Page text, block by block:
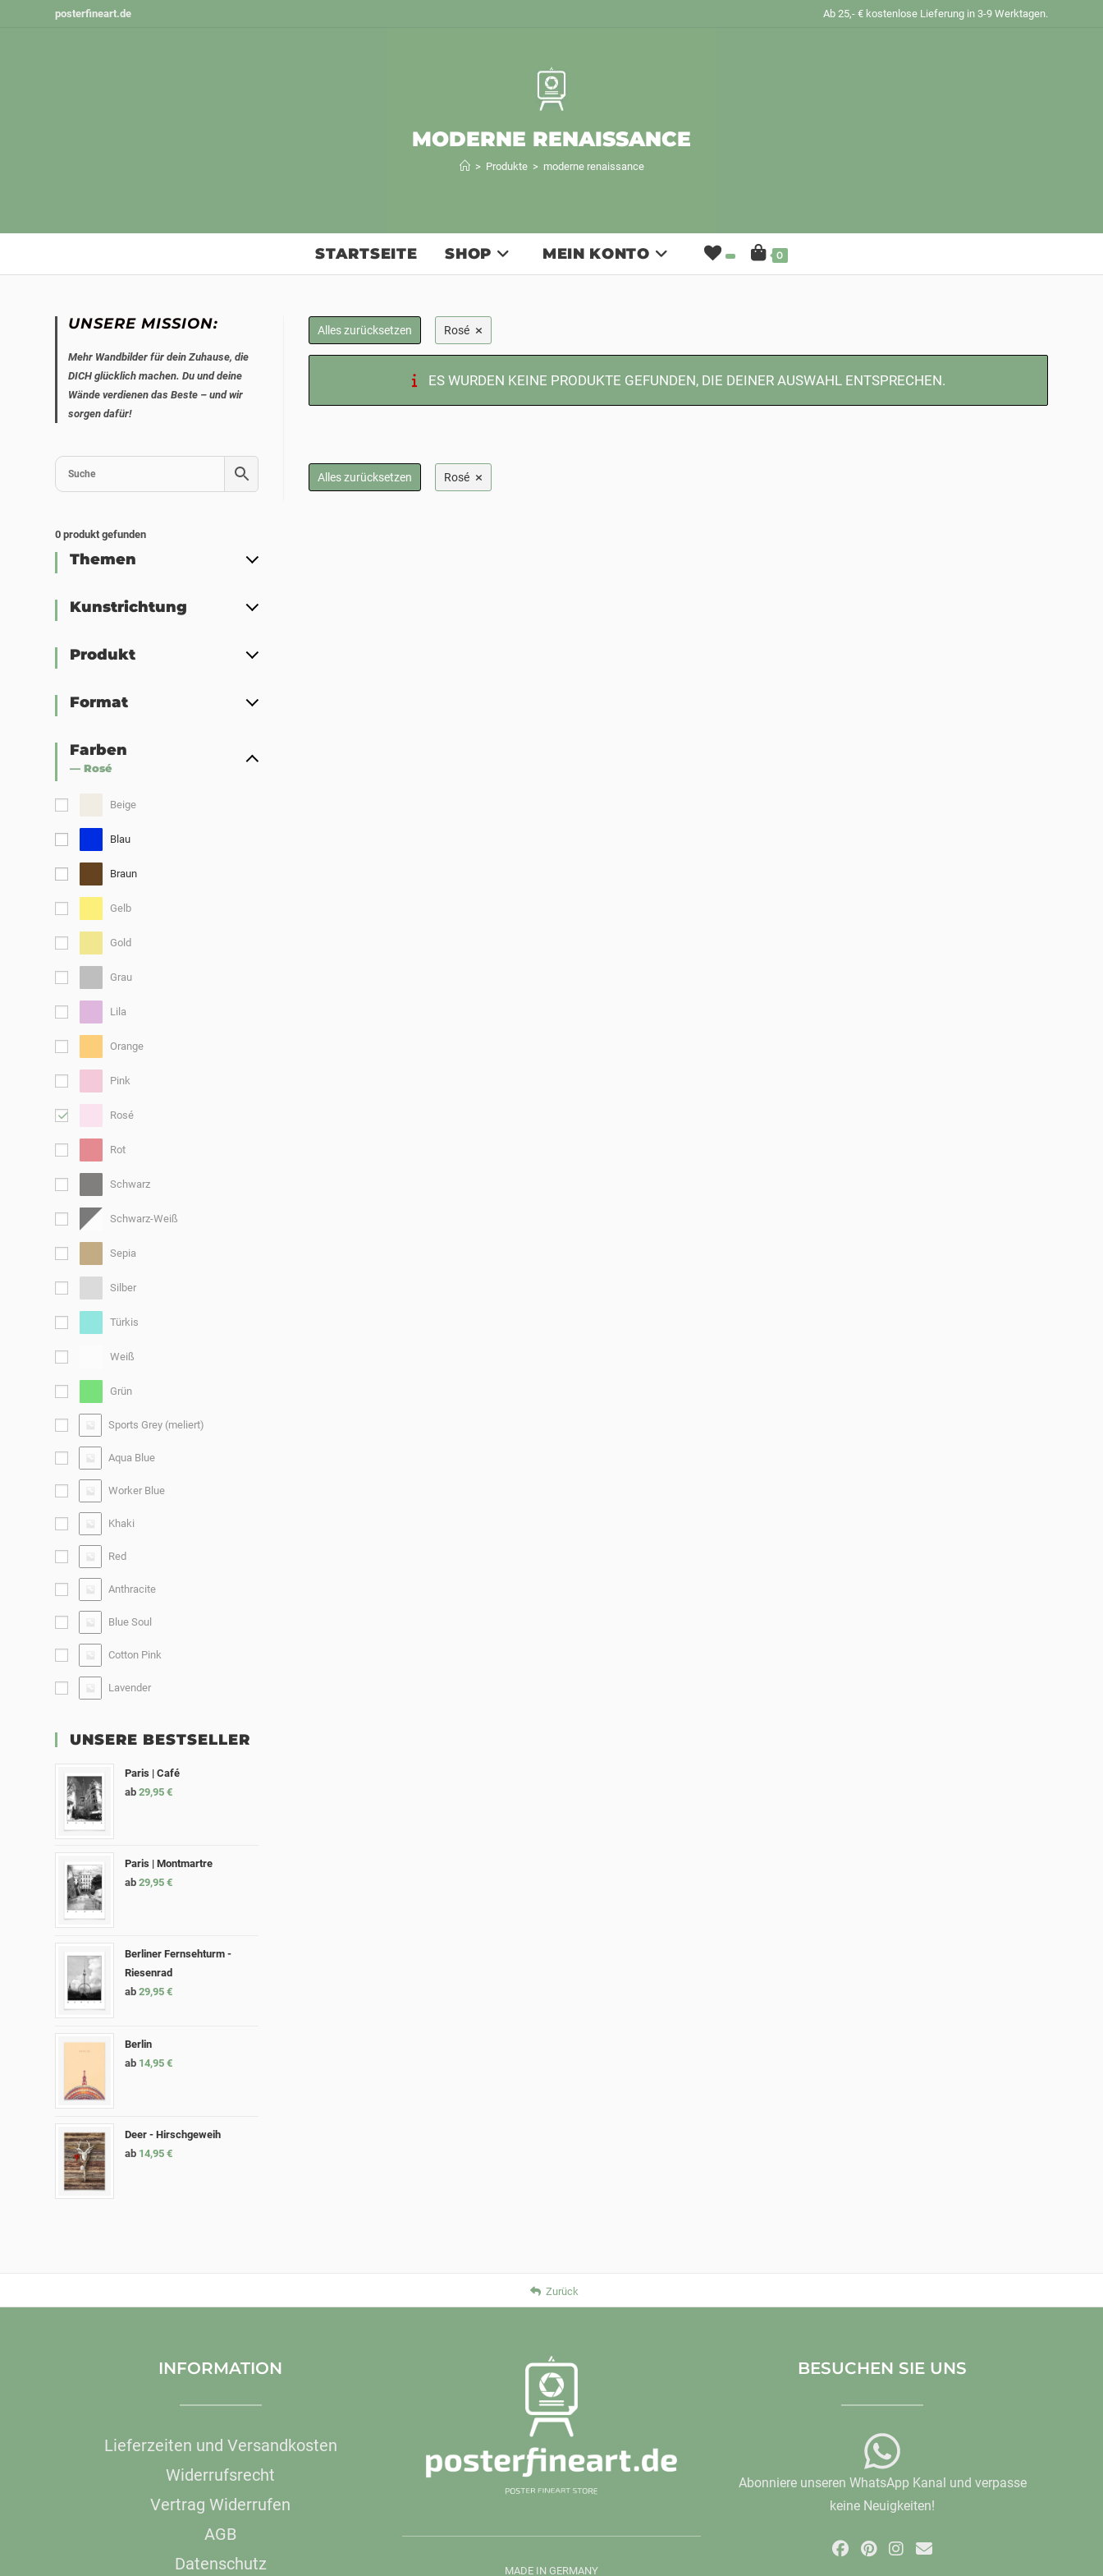
posterfineart.de Ab 25,- € kostenlose Lieferung in 3-9 Werktagen.
MODERNE RENAISSANCE
> Produkte > moderne renaissance
STARTSEITE SHOP MEIN KONTO 0
Alles zurücksetzen Rosé ×
ES WURDEN KEINE PRODUKTE GEFUNDEN, DIE DEINER AUSWAHL ENTSPRECHEN.
Alles zurücksetzen Rosé ×
UNSERE MISSION:
Mehr Wandbilder für dein Zuhause, die
DICH glücklich machen. Du und deine
Wände verdienen das Beste – und wir
sorgen dafür!
0 produkt gefunden
Themen
Kunstrichtung
Produkt
Format
Farben
— Rosé
Beige
Blau
Braun
Gelb
Gold
Grau
Lila
Orange
Pink
Rosé
Rot
Schwarz
Schwarz-Weiß
Sepia
Silber
Türkis
Weiß
Grün
Sports Grey (meliert)
Aqua Blue
Worker Blue
Khaki
Red
Anthracite
Blue Soul
Cotton Pink
Lavender
UNSERE BESTSELLER
Paris | Café
ab29,95€
Paris | Montmartre
ab29,95€
Berliner Fernsehturm -
Riesenrad
ab29,95€
Berlin
ab 14,95€
Deer - Hirschgeweih
ab 14,95€
Zurück
INFORMATION
Lieferzeiten und Versandkosten
Widerrufsrecht
Vertrag Widerrufen
AGB
Datenschutz
MADE IN GERMANY
BESUCHEN SIE UNS
Abonniere unseren WhatsApp Kanal und verpasse
keine Neuigkeiten!